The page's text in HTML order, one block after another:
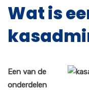
Wat is
Een van de
onderdelen